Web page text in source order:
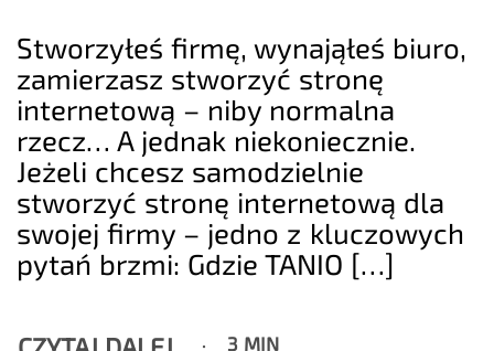
Stworzyłeś firmę, wynająłeś biuro,
zamierzasz stworzyć stronę
internetową – niby normalna
rzecz… A jednak niekoniecznie.
Jeżeli chcesz samodzielnie
stworzyć stronę internetową dla
swojej firmy – jedno z kluczowych
pytań brzmi: Gdzie TANIO […]
3 MIN